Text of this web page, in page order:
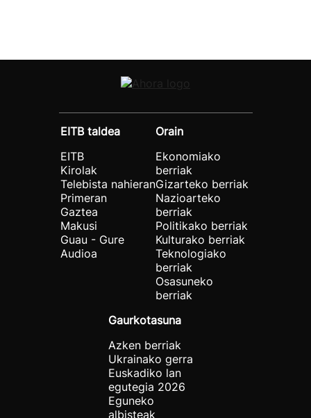
EITB taldea
EITB
Kirolak
Telebista nahieran
Primeran
Gaztea
Makusi
Guau - Gure
Audioa
Orain
Ekonomiako
berriak
Gizarteko berriak
Nazioarteko
berriak
Politikako berriak
Kulturako berriak
Teknologiako
berriak
Osasuneko
berriak
Gaurkotasuna
Azken berriak
Ukrainako gerra
Euskadiko lan
egutegia 2026
Eguneko
albisteak